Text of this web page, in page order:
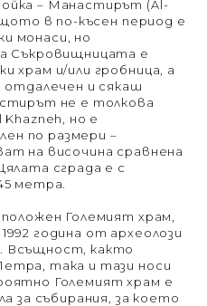
– Манастирът (Al-
в по-късен период е
монаси, но
Съкровищницата е
храм и/или гробница, а
и сякаш
не е толкова
но е
по размери –
на височина сравнена
сграда е с
метра.
Големият храм,
година от археолози
Всъщност, както
така и тази носи
Големият храм е
за събирания, за което